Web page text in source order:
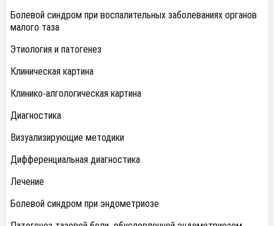
Болевой синдром при воспалительных заболеваниях органов
малого таза
Этиология и патогенез
Клиническая картина
Клинико-алгологическая картина
Диагностика
Визуализирующие методики
Дифференциальная диагностика
Лечение
Болевой синдром при эндометриозе